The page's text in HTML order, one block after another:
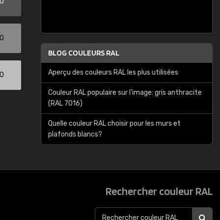
BLOG COULEURS RAL
Aperçu des couleurs RAL les plus utilisées
Couleur RAL populaire sur l'image: gris anthracite
(RAL 7016)
Quelle couleur RAL choisir pour les murs et
plafonds blancs?
Rechercher couleur RAL